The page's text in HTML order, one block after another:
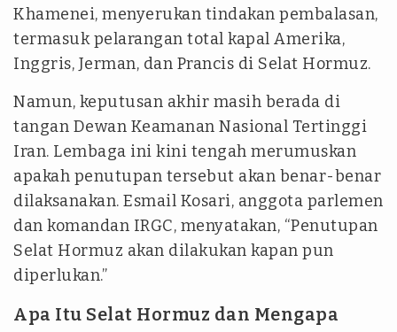
Khamenei, menyerukan tindakan pembalasan,
termasuk pelarangan total kapal Amerika,
Inggris, Jerman, dan Prancis di Selat Hormuz.
Namun, keputusan akhir masih berada di
tangan Dewan Keamanan Nasional Tertinggi
Iran. Lembaga ini kini tengah merumuskan
apakah penutupan tersebut akan benar-benar
dilaksanakan. Esmail Kosari, anggota parlemen
dan komandan IRGC, menyatakan, “Penutupan
Selat Hormuz akan dilakukan kapan pun
diperlukan.”
Apa Itu Selat Hormuz dan Mengapa